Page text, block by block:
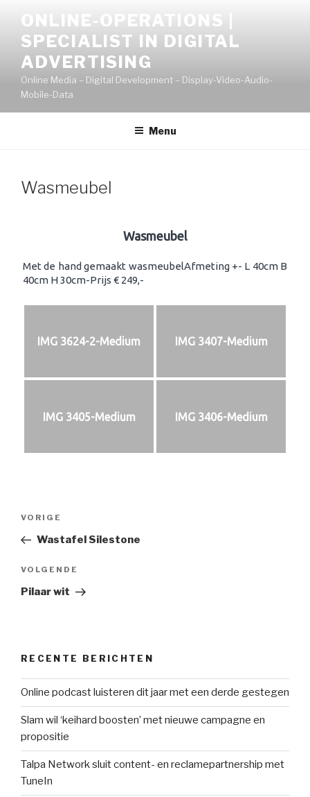
inhoud
springen
ONLINE-OPERATIONS |
SPECIALIST IN DIGITAL
ADVERTISING
Online Media – Digital Development – Display-Video-Audio-
Mobile-Data
Menu
Wasmeubel
Wasmeubel
Met de hand gemaakt wasmeubelAfmeting +- L 40cm B
40cm H 30cm-Prijs € 249,-
IMG 3624-2-Medium IMG 3407-Medium
IMG 3405-Medium IMG 3406-Medium
Vorig
bericht
VORIGE
Wastafel Silestone
Volgend
bericht
VOLGENDE
Pilaar wit
RECENTE BERICHTEN
Online podcast luisteren dit jaar met een derde gestegen
Slam wil ‘keihard boosten’ met nieuwe campagne en
propositie
Talpa Network sluit content- en reclamepartnership met
TuneIn